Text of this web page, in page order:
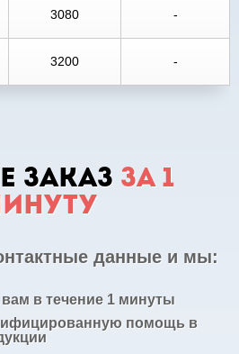
3080 -
3200 -
заказ за 1
данные и мы:
в течение 1 минуты
помощь в